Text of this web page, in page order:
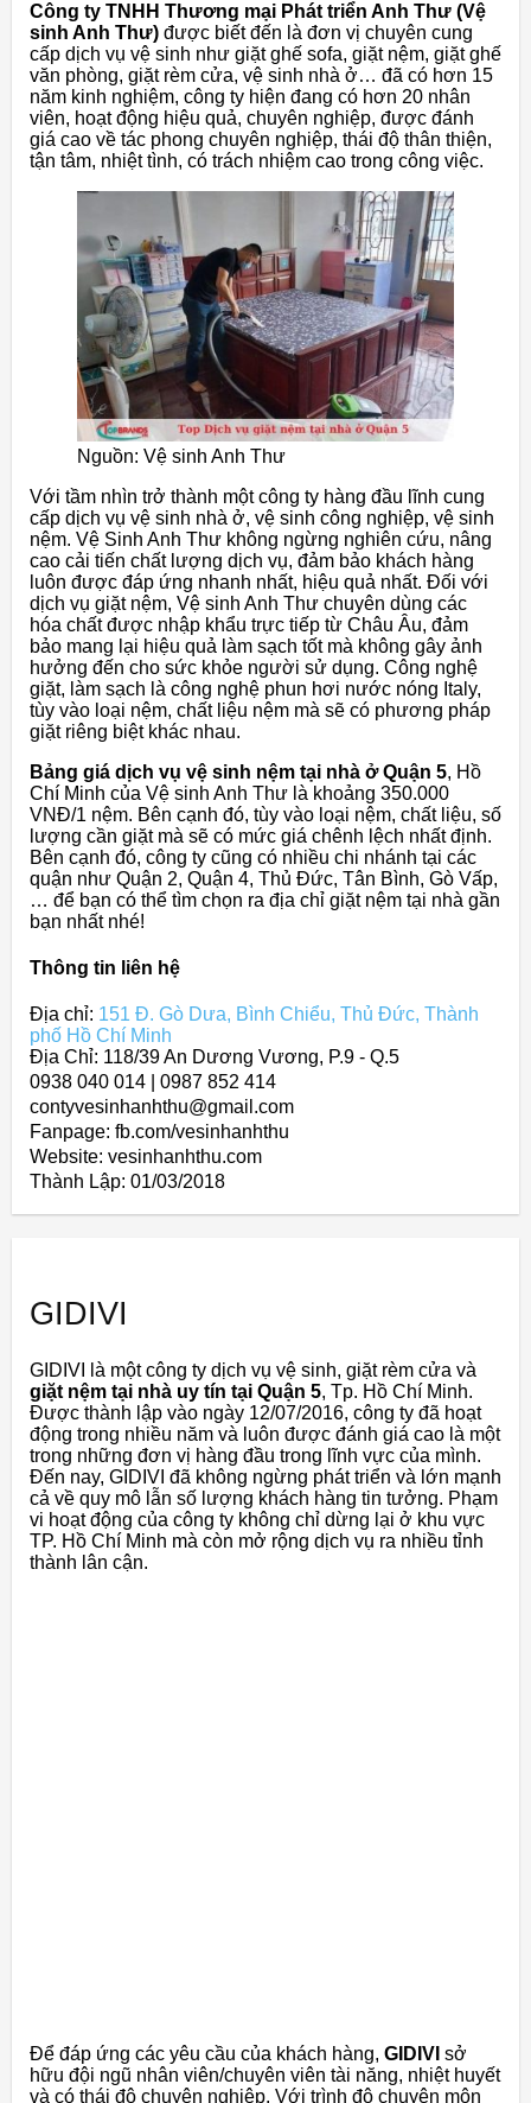
Công ty TNHH Thương mại Phát triển Anh Thư (Vệ
sinh Anh Thư) được biết đến là đơn vị chuyên cung
cấp dịch vụ vệ sinh như giặt ghế sofa, giặt nệm, giặt ghế
văn phòng, giặt rèm cửa, vệ sinh nhà ở… đã có hơn 15
năm kinh nghiệm, công ty hiện đang có hơn 20 nhân
viên, hoạt động hiệu quả, chuyên nghiệp, được đánh
giá cao về tác phong chuyên nghiệp, thái độ thân thiện,
tận tâm, nhiệt tình, có trách nhiệm cao trong công việc.
Nguồn: Vệ sinh Anh Thư
Với tầm nhìn trở thành một công ty hàng đầu lĩnh cung
cấp dịch vụ vệ sinh nhà ở, vệ sinh công nghiệp, vệ sinh
nệm. Vệ Sinh Anh Thư không ngừng nghiên cứu, nâng
cao cải tiến chất lượng dịch vụ, đảm bảo khách hàng
luôn được đáp ứng nhanh nhất, hiệu quả nhất. Đối với
dịch vụ giặt nệm, Vệ sinh Anh Thư chuyên dùng các
hóa chất được nhập khẩu trực tiếp từ Châu Âu, đảm
bảo mang lại hiệu quả làm sạch tốt mà không gây ảnh
hưởng đến cho sức khỏe người sử dụng. Công nghệ
giặt, làm sạch là công nghệ phun hơi nước nóng Italy,
tùy vào loại nệm, chất liệu nệm mà sẽ có phương pháp
giặt riêng biệt khác nhau.
Bảng giá dịch vụ vệ sinh nệm tại nhà ở Quận 5, Hồ
Chí Minh của Vệ sinh Anh Thư là khoảng 350.000
VNĐ/1 nệm. Bên cạnh đó, tùy vào loại nệm, chất liệu, số
lượng cần giặt mà sẽ có mức giá chênh lệch nhất định.
Bên cạnh đó, công ty cũng có nhiều chi nhánh tại các
quận như Quận 2, Quận 4, Thủ Đức, Tân Bình, Gò Vấp,
… để bạn có thể tìm chọn ra địa chỉ giặt nệm tại nhà gần
bạn nhất nhé!
Thông tin liên hệ
Địa chỉ: 151 Đ. Gò Dưa, Bình Chiểu, Thủ Đức, Thành
phố Hồ Chí Minh
Địa Chỉ: 118/39 An Dương Vương, P.9 - Q.5
0938 040 014 | 0987 852 414
contyvesinhanhthu@gmail.com
Fanpage: fb.com/vesinhanhthu
Website: vesinhanhthu.com
Thành Lập: 01/03/2018
GIDIVI
GIDIVI là một công ty dịch vụ vệ sinh, giặt rèm cửa và
giặt nệm tại nhà uy tín tại Quận 5, Tp. Hồ Chí Minh.
Được thành lập vào ngày 12/07/2016, công ty đã hoạt
động trong nhiều năm và luôn được đánh giá cao là một
trong những đơn vị hàng đầu trong lĩnh vực của mình.
Đến nay, GIDIVI đã không ngừng phát triển và lớn mạnh
cả về quy mô lẫn số lượng khách hàng tin tưởng. Phạm
vi hoạt động của công ty không chỉ dừng lại ở khu vực
TP. Hồ Chí Minh mà còn mở rộng dịch vụ ra nhiều tỉnh
thành lân cận.
Để đáp ứng các yêu cầu của khách hàng, GIDIVI sở
hữu đội ngũ nhân viên/chuyên viên tài năng, nhiệt huyết
và có thái độ chuyên nghiệp. Với trình độ chuyên môn